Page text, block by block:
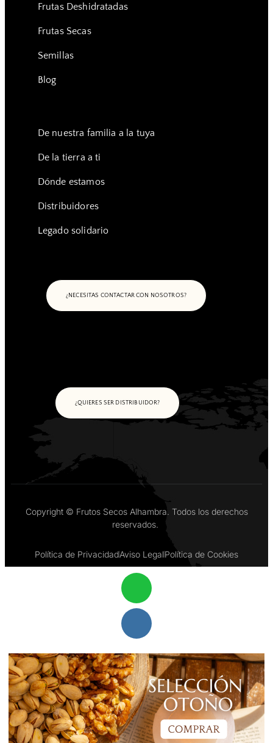
Frutas Deshidratadas
Frutas Secas
Semillas
Blog
De nuestra familia a la tuya
De la tierra a ti
Dónde estamos
Distribuidores
Legado solidario
¿NECESITAS CONTACTAR CON NOSOTROS?
¿QUIERES SER DISTRIBUIDOR?
Copyright © Frutos Secos Alhambra. Todos los derechos
reservados.
Política de PrivacidadAviso LegalPolítica de Cookies